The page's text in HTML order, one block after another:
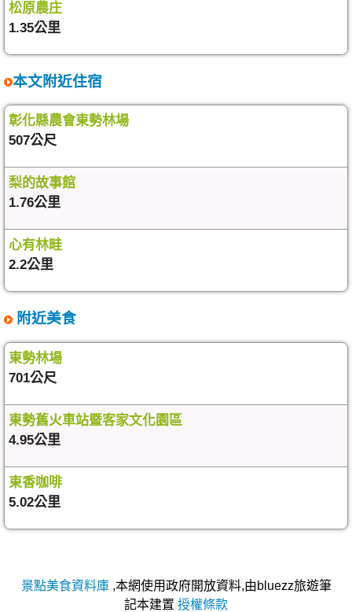
松原農庄
1.35公里
本文附近住宿
彰化縣農會東勢林場
507公尺
梨的故事館
1.76公里
心有林畦
2.2公里
附近美食
東勢林場
701公尺
東勢舊火車站暨客家文化園區
4.95公里
東香咖啡
5.02公里
景點美食資料庫,本網使用政府開放資料,由bluezz旅遊筆
記本建置 授權條款